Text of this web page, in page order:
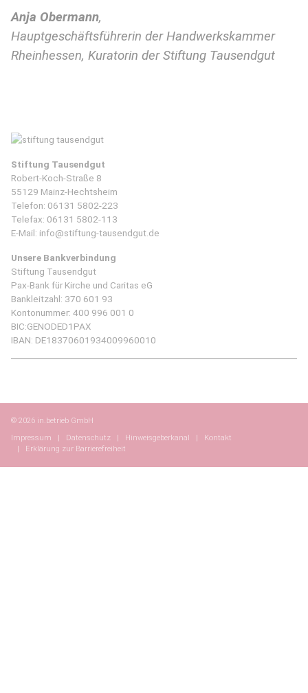
Anja Obermann,
Hauptgeschäftsführerin der Handwerkskammer
Rheinhessen, Kuratorin der Stiftung Tausendgut
Stiftung Tausendgut
Robert-Koch-Straße 8
55129 Mainz-Hechtsheim
Telefon: 06131 5802-223
Telefax: 06131 5802-113
E-Mail: info@stiftung-tausendgut.de
Unsere Bankverbindung
Stiftung Tausendgut
Pax-Bank für Kirche und Caritas eG
Bankleitzahl: 370 601 93
Kontonummer: 400 996 001 0
BIC:GENODED1PAX
IBAN: DE18370601934009960010
© 2026 in.betrieb GmbH
Impressum
Datenschutz Hinweisgeberkanal
Kontakt
Erklärung zur Barrierefreiheit